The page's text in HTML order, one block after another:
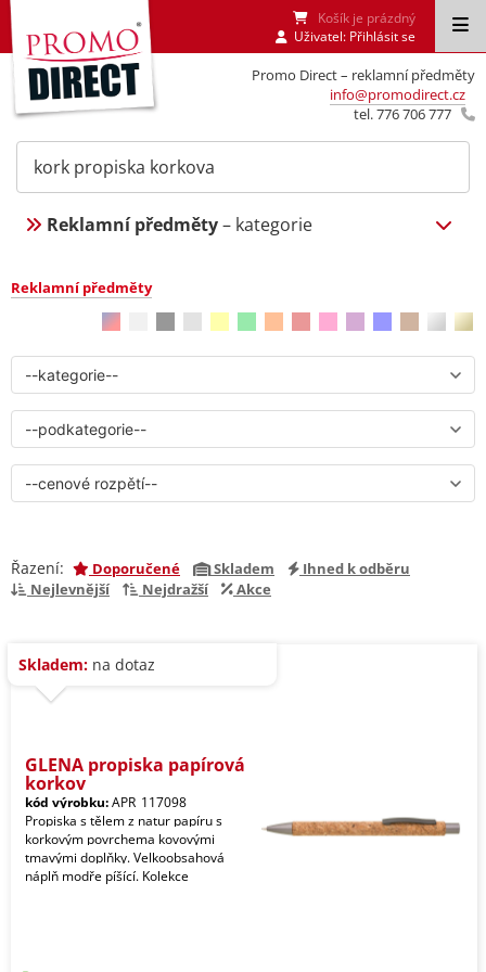
Promo Direct – reklamní předměty
info@promodirect.cz
tel. 776 706 777
Košík je prázdný
Uživatel: Přihlásit se
Reklamní předměty– kategorie
Reklamní předměty
Řazení: Doporučené Skladem
Ihned k odběru
Nejlevnější
Nejdražší Akce
Skladem: na dotaz
GLENA propiska papírová
korkov
kód výrobku:APR_117098
Propiska s tělem z natur papíru s
korkovým povrchema kovovými
tmavými doplňky. Velkoobsahová
náplň modře píšící. Kolekce